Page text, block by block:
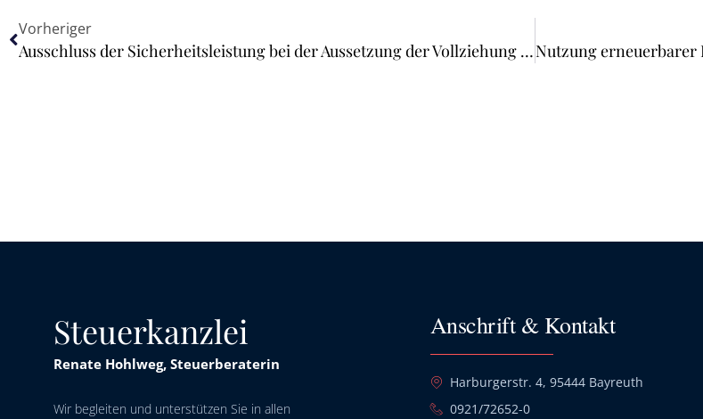
Vorheriger
Ausschluss der Sicherheitsleistung bei der Aussetzung der Vollziehung eines Gewerbesteuerzerlegungsbescheides
Steuerkanzlei
Renate Hohlweg, Steuerberaterin
Wir begleiten und unterstützen Sie in allen
Anschrift & Kontakt
Harburgerstr. 4, 95444 Bayreuth
0921/72652-0